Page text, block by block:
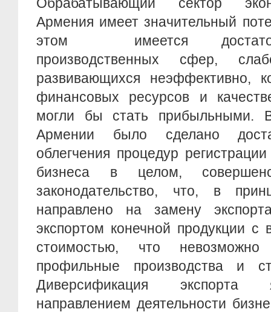
Армения имеет значительный
этом имеется
производственных сфер,
развивающихся неэффективно,
финансовых ресурсов и
могли бы стать прибыльными.
Армении было сделано
облегчения процедур
бизнеса в целом,
законодательство, что, в
направлено на замену
экспортом конечной продукции с
стоимостью, что
профильные производства и
Диверсификация экспорта
направлением деятельности